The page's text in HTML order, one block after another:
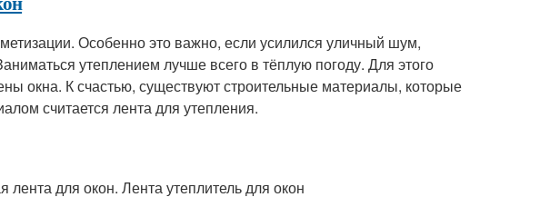
Особенно это важно, если усилился уличный шум,
утеплением лучше всего в тёплую погоду. Для этого
окна. К счастью, существуют строительные материалы, которые
считается лента для утепления.